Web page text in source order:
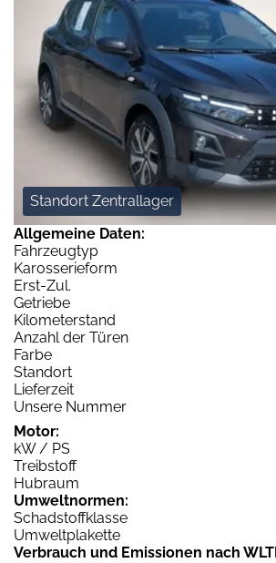
Standort Zentrallager
Allgemeine Daten:
Fahrzeugtyp
Karosserieform
Erst-Zul.
Getriebe
Kilometerstand
Anzahl der Türen
Farbe
Standort
Lieferzeit
Unsere Nummer
Motor:
kW / PS
Treibstoff
Hubraum
Umweltnormen:
Schadstoffklasse
Umweltplakette
Verbrauch und Emissionen nach